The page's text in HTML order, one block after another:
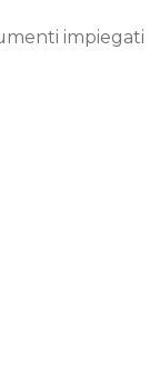
impiegati